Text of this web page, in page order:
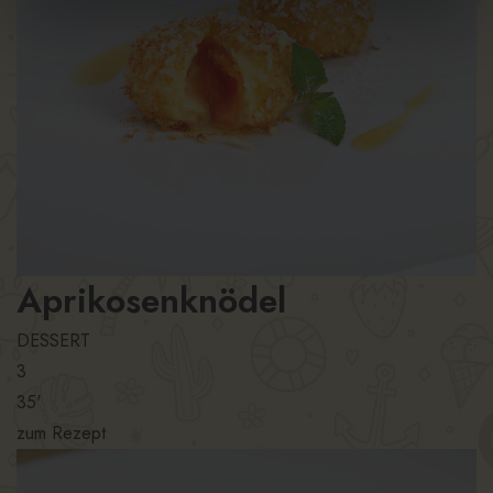
Aprikosenknödel
DESSERT
3
35'
zum Rezept